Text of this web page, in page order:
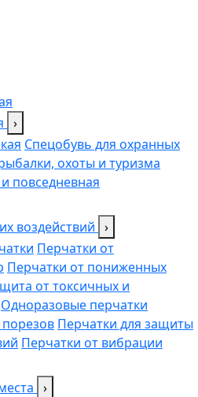
›
Спецобувь для охранных
охоты и туризма
повседневная
воздействий ›
Перчатки от
Перчатки от пониженных
от токсичных и
Одноразовые перчатки
Перчатки для защиты
Перчатки от вибрации
›